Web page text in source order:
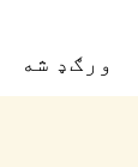
ورګډ شه